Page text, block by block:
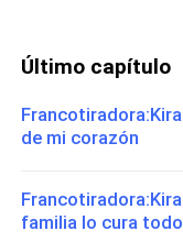
Último capítulo
de mi corazón
familia lo cura todo